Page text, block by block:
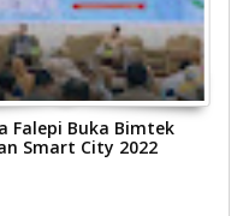
Falepi Buka Bimtek
Smart City 2022